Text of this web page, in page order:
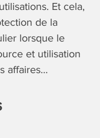
Et cela,
de la
lorsque le
et utilisation
affaires…